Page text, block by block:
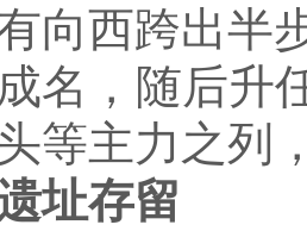
向西跨出半
名，随后升
等主力之列
址存留